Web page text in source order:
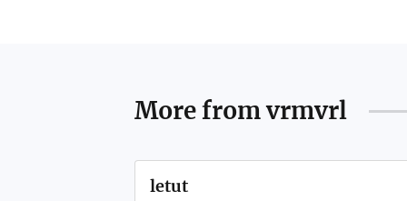
More fromvrmvrl
letut